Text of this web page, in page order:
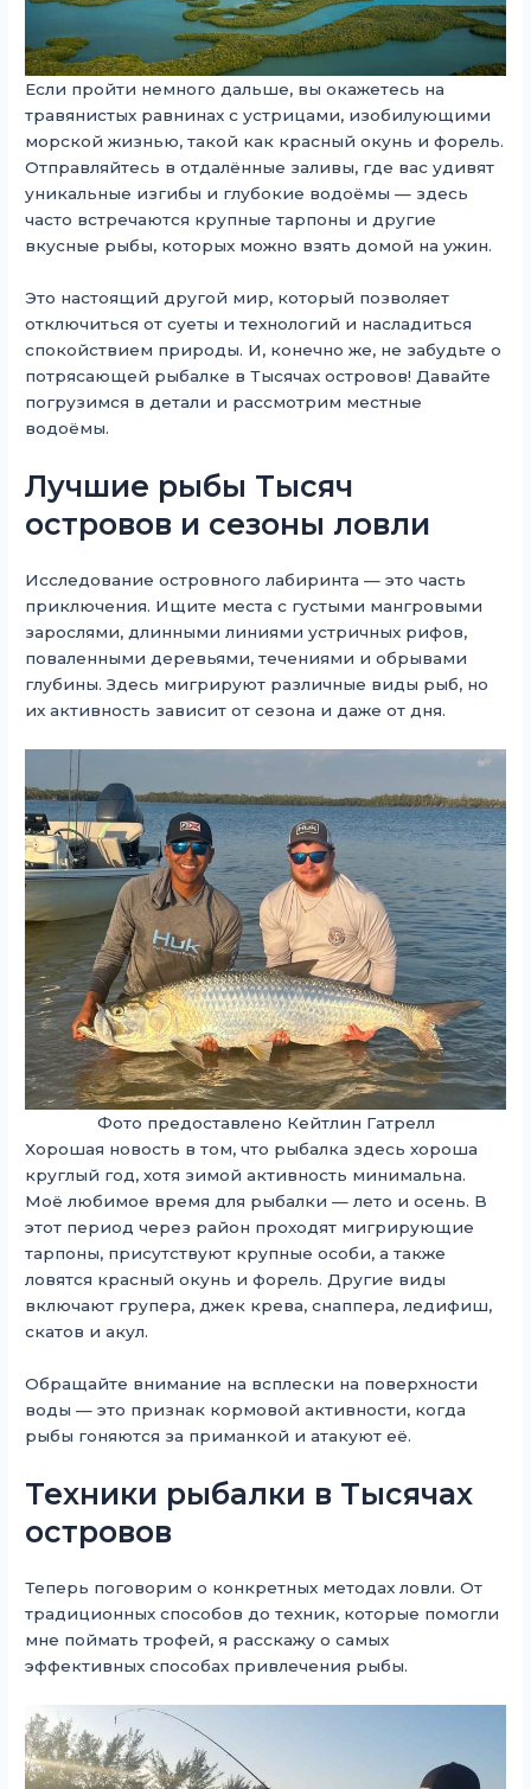
Если пройти немного дальше, вы окажетесь на
травянистых равнинах с устрицами, изобилующими
морской жизнью, такой как красный окунь и форель.
Отправляйтесь в отдалённые заливы, где вас удивят
уникальные изгибы и глубокие водоёмы — здесь
часто встречаются крупные тарпоны и другие
вкусные рыбы, которых можно взять домой на ужин.
Это настоящий другой мир, который позволяет
отключиться от суеты и технологий и насладиться
спокойствием природы. И, конечно же, не забудьте о
потрясающей рыбалке в Тысячах островов! Давайте
погрузимся в детали и рассмотрим местные
водоёмы.
Лучшие рыбы Тысяч
островов и сезоны ловли
Исследование островного лабиринта — это часть
приключения. Ищите места с густыми мангровыми
зарослями, длинными линиями устричных рифов,
поваленными деревьями, течениями и обрывами
глубины. Здесь мигрируют различные виды рыб, но
их активность зависит от сезона и даже от дня.
Фото предоставлено Кейтлин Гатрелл
Хорошая новость в том, что рыбалка здесь хороша
круглый год, хотя зимой активность минимальна.
Моё любимое время для рыбалки — лето и осень. В
этот период через район проходят мигрирующие
тарпоны, присутствуют крупные особи, а также
ловятся красный окунь и форель. Другие виды
включают групера, джек крева, снаппера, ледифиш,
скатов и акул.
Обращайте внимание на всплески на поверхности
воды — это признак кормовой активности, когда
рыбы гоняются за приманкой и атакуют её.
Техники рыбалки в Тысячах
островов
Теперь поговорим о конкретных методах ловли. От
традиционных способов до техник, которые помогли
мне поймать трофей, я расскажу о самых
эффективных способах привлечения рыбы.